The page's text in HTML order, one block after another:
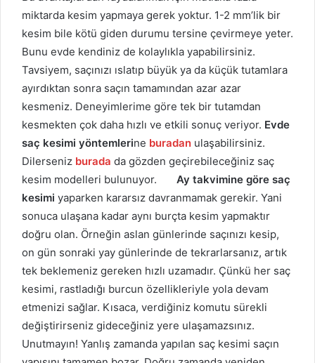
miktarda kesim yapmaya gerek yoktur. 1-2 mm’lik bir
kesim bile kötü giden durumu tersine çevirmeye yeter.
Bunu evde kendiniz de kolaylıkla yapabilirsiniz.
Tavsiyem, saçınızı ıslatıp büyük ya da küçük tutamlara
ayırdıktan sonra saçın tamamından azar azar
kesmeniz. Deneyimlerime göre tek bir tutamdan
kesmekten çok daha hızlı ve etkili sonuç veriyor. Evde
saç kesimi yöntemlerine buradan ulaşabilirsiniz.
Dilerseniz burada da gözden geçirebileceğiniz saç
kesim modelleri bulunuyor. Ay takvimine göre saç
kesimi yaparken kararsız davranmamak gerekir. Yani
sonuca ulaşana kadar aynı burçta kesim yapmaktır
doğru olan. Örneğin aslan günlerinde saçınızı kesip,
on gün sonraki yay günlerinde de tekrarlarsanız, artık
tek beklemeniz gereken hızlı uzamadır. Çünkü her saç
kesimi, rastladığı burcun özellikleriyle yola devam
etmenizi sağlar. Kısaca, verdiğiniz komutu sürekli
değiştirirseniz gideceğiniz yere ulaşamazsınız.
Unutmayın! Yanlış zamanda yapılan saç kesimi saçın